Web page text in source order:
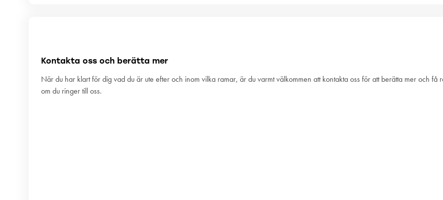
Kontakta oss och berätta mer
När du har klart för dig vad du är ute efter och inom vilka ramar, är du varmt välkommen att kontakta oss för att berätta mer och
om du ringer till oss.